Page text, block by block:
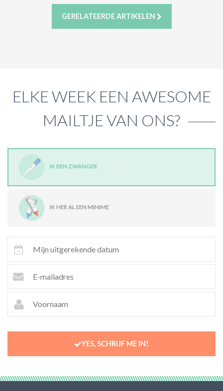
GERELATEERDE ARTIKELEN
ELKE WEEK EEN AWESOME
MAILTJE VAN ONS?
IK BEN ZWANGER
IK HEB AL EEN MINIME
YES, SCHRIJF ME IN!